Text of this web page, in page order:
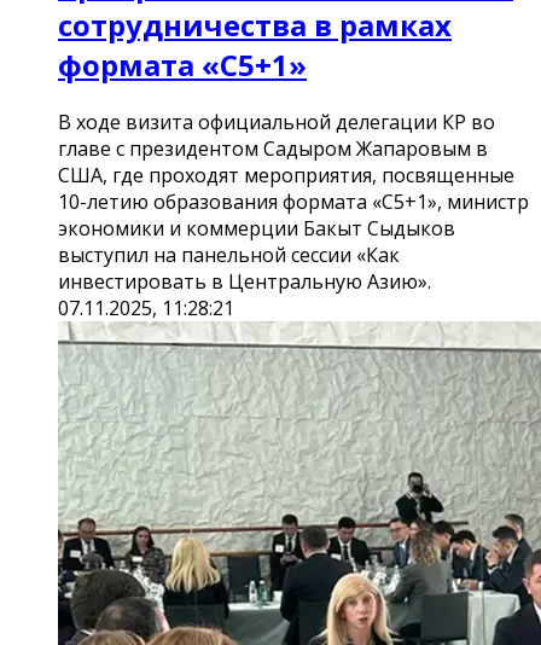
сотрудничества в рамках
формата «C5+1»
В ходе визита официальной делегации КР во
главе с президентом Садыром Жапаровым в
США, где проходят мероприятия, посвященные
10-летию образования формата «С5+1», министр
экономики и коммерции Бакыт Сыдыков
выступил на панельной сессии «Как
инвестировать в Центральную Азию».
07.11.2025, 11:28:21